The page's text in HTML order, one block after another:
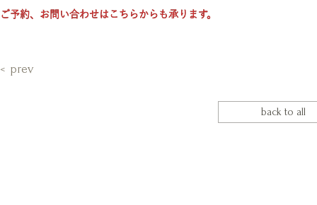
ご予約、お問い合わせはこちらからも承ります。
prev
back to all